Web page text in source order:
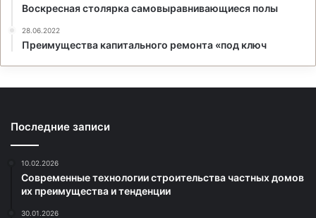
Воскресная столярка самовыравнивающиеся полы
28.06.2022
Преимущества капитального ремонта «под ключ
Последние записи
10.02.2026
Современные технологии строительства частных домов
их преимущества и тенденции
30.01.2026